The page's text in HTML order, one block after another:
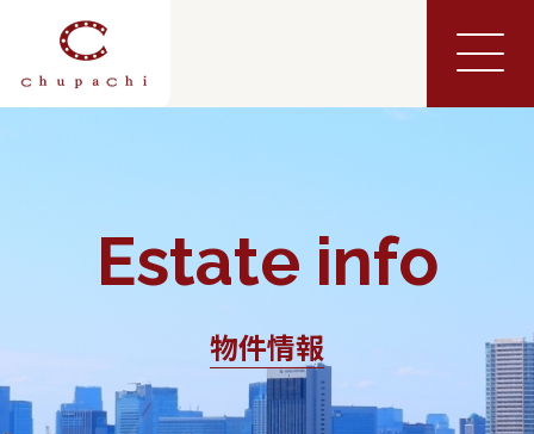
Estate info
物件情報